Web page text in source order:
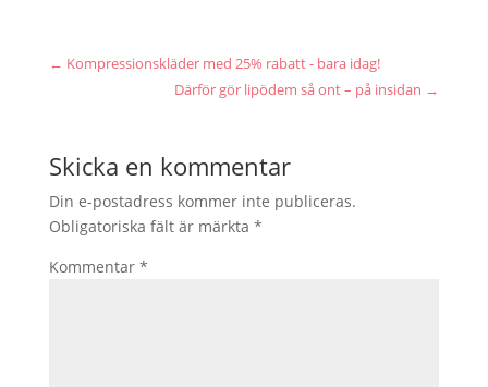
← Kompressionskläder med 25% rabatt - bara idag!
Därför gör lipödem så ont – på insidan →
Skicka en kommentar
Din e-postadress kommer inte publiceras.
Obligatoriska fält är märkta *
Kommentar *